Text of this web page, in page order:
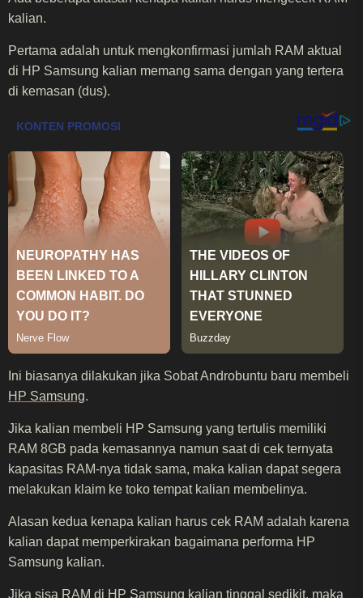
kalian.
Pertama adalah untuk mengkonfirmasi jumlah RAM aktual
di HP Samsung kalian memang sama dengan yang tertera
di kemasan (dus).
Ini biasanya dilakukan jika Sobat Androbuntu baru membeli
HP Samsung.
Jika kalian membeli HP Samsung yang tertulis memiliki
RAM 8GB pada kemasannya namun saat di cek ternyata
kapasitas RAM-nya tidak sama, maka kalian dapat segera
melakukan klaim ke toko tempat kalian membelinya.
Alasan kedua kenapa kalian harus cek RAM adalah karena
kalian dapat memperkirakan bagaimana performa HP
Samsung kalian.
Jika sisa RAM di HP Samsung kalian tinggal sedikit, maka